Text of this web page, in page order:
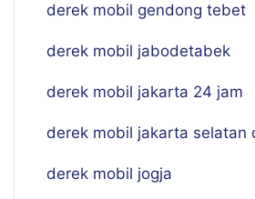
derek mobil gendong tebet
derek mobil jabodetabek
derek mobil jakarta 24 jam
derek mobil jakarta selatan
derek mobil jogja